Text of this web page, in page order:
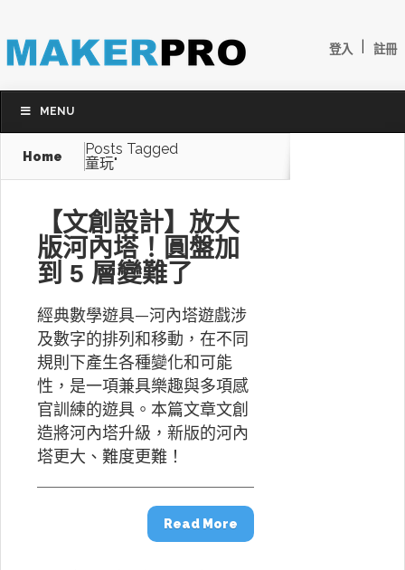
登入 註冊
MENU
Home
Posts Tagged
童玩"
【文創設計】放大
版河內塔！圓盤加
到 5 層變難了
經典數學遊具—河內塔遊戲涉
及數字的排列和移動，在不同
規則下產生各種變化和可能
性，是一項兼具樂趣與多項感
官訓練的遊具。本篇文章文創
造將河內塔升級，新版的河內
塔更大、難度更難！
Read More